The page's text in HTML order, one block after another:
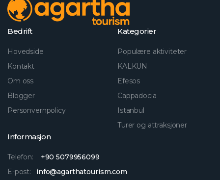
Bedrift
Hovedside
Kontakt
Om oss
Blogger
Personvernpolicy
Kategorier
Populære aktiviteter
KALKUN
Efesos
Cappadocia
Istanbul
Turer og attraksjoner
Informasjon
Telefon:
+90 5079956099
E-post:
info@agarthatourism.com